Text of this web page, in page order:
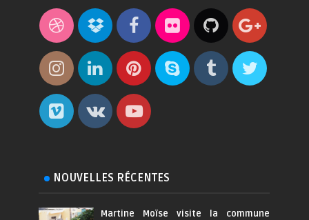
NOUVELLES RÉCENTES
Martine Moïse visite la commune